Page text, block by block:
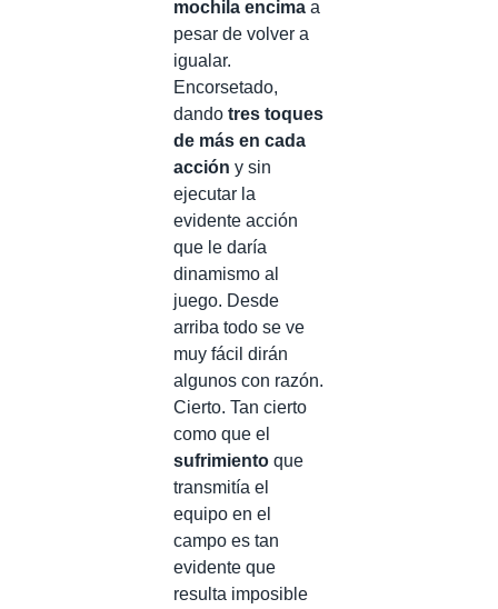
mochila encima a
pesar de volver a
igualar.
Encorsetado,
dando tres toques
de más en cada
acción y sin
ejecutar la
evidente acción
que le daría
dinamismo al
juego. Desde
arriba todo se ve
muy fácil dirán
algunos con razón.
Cierto. Tan cierto
como que el
sufrimiento que
transmitía el
equipo en el
campo es tan
evidente que
resulta imposible